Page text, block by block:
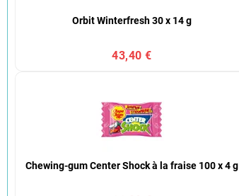
Orbit Winterfresh 30 x 14 g
43,40 €
Chewing-gum Center Shock à la fraise 100 x 4 g